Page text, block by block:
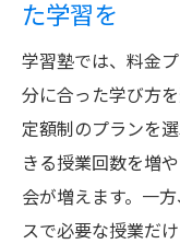
た学習を
学習塾では、料金
分に合った学び方
定額制のプランを
きる授業回数を増
会が増えます。一
スで必要な授業だ